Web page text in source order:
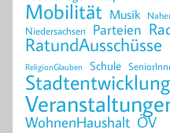
Mobilität Musik
Niedersachsen Parteien
RatundAusschüsse
ReligionGlauben Schule
Stadtentwicklung
WohnenHaushalt ÖV